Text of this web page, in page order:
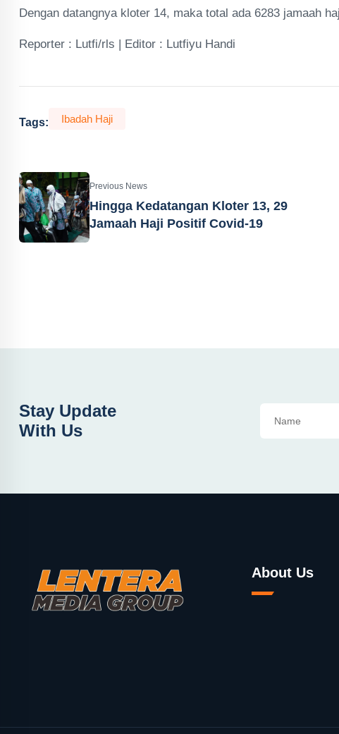
Dengan datangnya kloter 14, maka total ada 6283 jamaah
Reporter : Lutfi/rls | Editor : Lutfiyu Handi
Tags: Ibadah Haji
Previous News
Hingga Kedatangan Kloter 13, 29
Jamaah Haji Positif Covid-19
Stay Update
With Us
About Us